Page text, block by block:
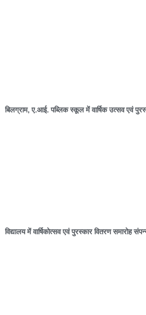
बिलग्राम, ए.आई. पब्लिक स्कूल में वार्षिक उत्सव एवं
विद्यालय में वार्षिकोत्सव एवं पुरस्कार वितरण समारोह